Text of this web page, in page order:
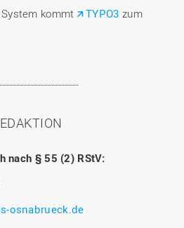
kommt TYPO3 zum
nach § 55 (2) RStV:
osnabrueck.de